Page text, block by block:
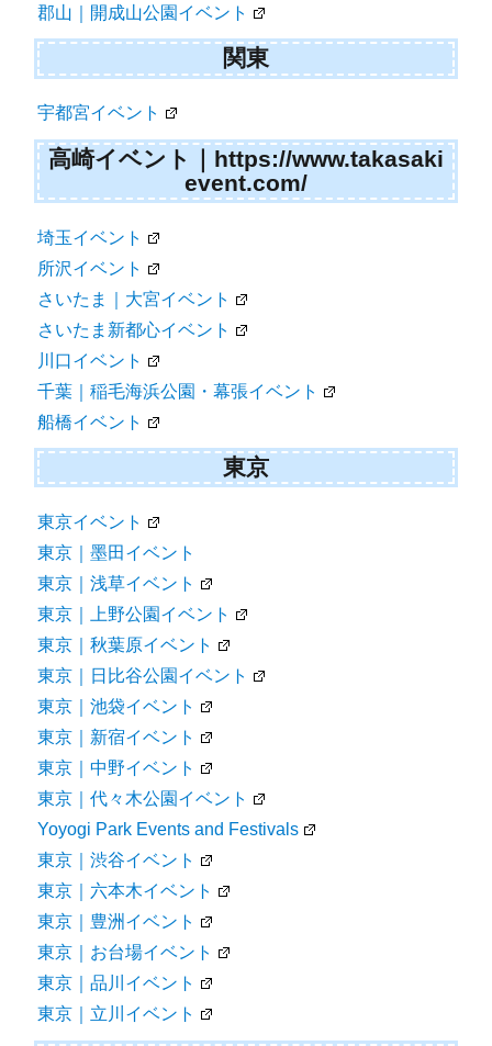
郡山｜開成山公園イベント
関東
宇都宮イベント
高崎イベント｜https://www.takasaki
event.com/
埼玉イベント
所沢イベント
さいたま｜大宮イベント
さいたま新都心イベント
川口イベント
千葉｜稲毛海浜公園・幕張イベント
船橋イベント
東京
東京イベント
東京｜墨田イベント
東京｜浅草イベント
東京｜上野公園イベント
東京｜秋葉原イベント
東京｜日比谷公園イベント
東京｜池袋イベント
東京｜新宿イベント
東京｜中野イベント
東京｜代々木公園イベント
Yoyogi Park Events and Festivals
東京｜渋谷イベント
東京｜六本木イベント
東京｜豊洲イベント
東京｜お台場イベント
東京｜品川イベント
東京｜立川イベント